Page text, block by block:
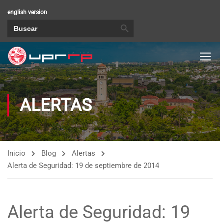
english version
ALERTAS
Inicio Blog
Alertas
Alerta de Seguridad: 19 de septiembre de 2014
Alerta de Seguridad: 19